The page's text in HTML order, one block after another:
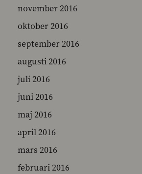
november 2016
oktober 2016
september 2016
augusti 2016
juli 2016
juni 2016
maj 2016
april 2016
mars 2016
februari 2016